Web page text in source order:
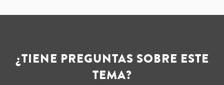
¿TIENE PREGUNTAS SOBRE ESTE
TEMA?